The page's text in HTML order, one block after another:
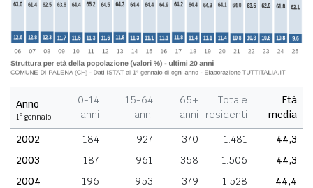
Anno
1° gennaio
0-14
anni
15-64
anni
65+
anni
Totale
residenti
Età
media
2002
184 927 370 1.481
44,3
2003
187 961 358 1.506
44,3
2004
196 953 379 1.528
44,4